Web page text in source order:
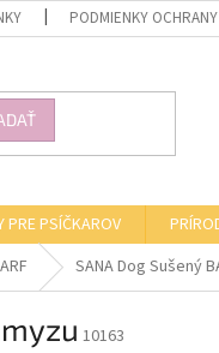
PODMIENKY OCHRANY
PRE PSÍČKAROV
SANA Dog Sušený
10163